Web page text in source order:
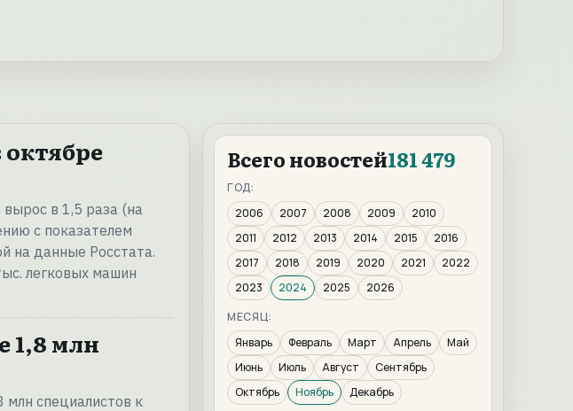
в 1,5 раза (на
с показателем
на данные Росстата.
легковых машин
млн
специалистов к
Всего новостей181 479
ГОД:
2006
2007 2008 2009
2010
2011
2012 2013 2014 2015
2016
2017
2018 2019 2020 2021
2022
2023
2024 2025
2026
МЕСЯЦ:
Январь
Февраль Март Апрель
Май
Июнь
Июль Август
Сентябрь
Октябрь
Ноябрь Декабрь